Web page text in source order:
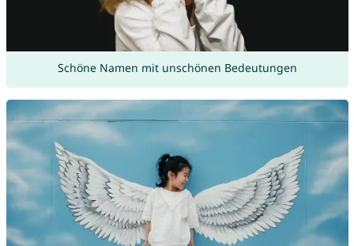
Schöne Namen mit unschönen Bedeutungen